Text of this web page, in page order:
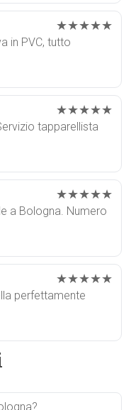
★★★★★
in PVC, tutto
★★★★★
tapparellista
★★★★★
a Bologna. Numero
★★★★★
perfettamente